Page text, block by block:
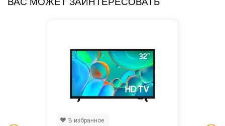
В избранное